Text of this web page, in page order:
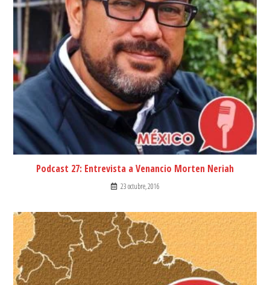
Podcast 27: Entrevista a Venancio Morten Neriah
23 octubre, 2016